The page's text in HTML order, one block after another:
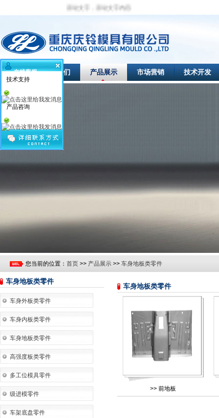
滚动文字，滚动文字内容
首页 关于我们 产品展示 市场营销 技术开发
您当前的位置： 首页 >> 产品展示 >> 车身地板类零件
车身地板类零件
车身外板类零件
车身内板类零件
车身地板类零件
高强度板类零件
多工位模具零件
级进模零件
车架底盘零件
车身地板类零件
>> 前地板
在线客服
技术支持
产品咨询